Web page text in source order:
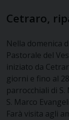
Cetraro,
Nella domenica
Pastorale del
iniziato da
giorni e fino al
parrocchiali di
S. Marco
Farà visita agli